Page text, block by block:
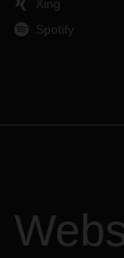
Xing
Spotify